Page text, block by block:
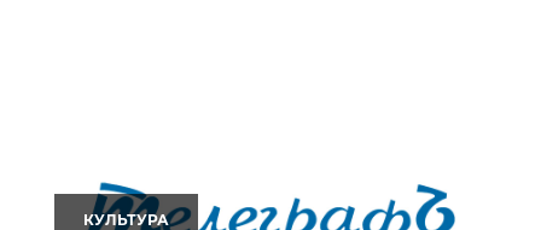
КУЛЬТУРА